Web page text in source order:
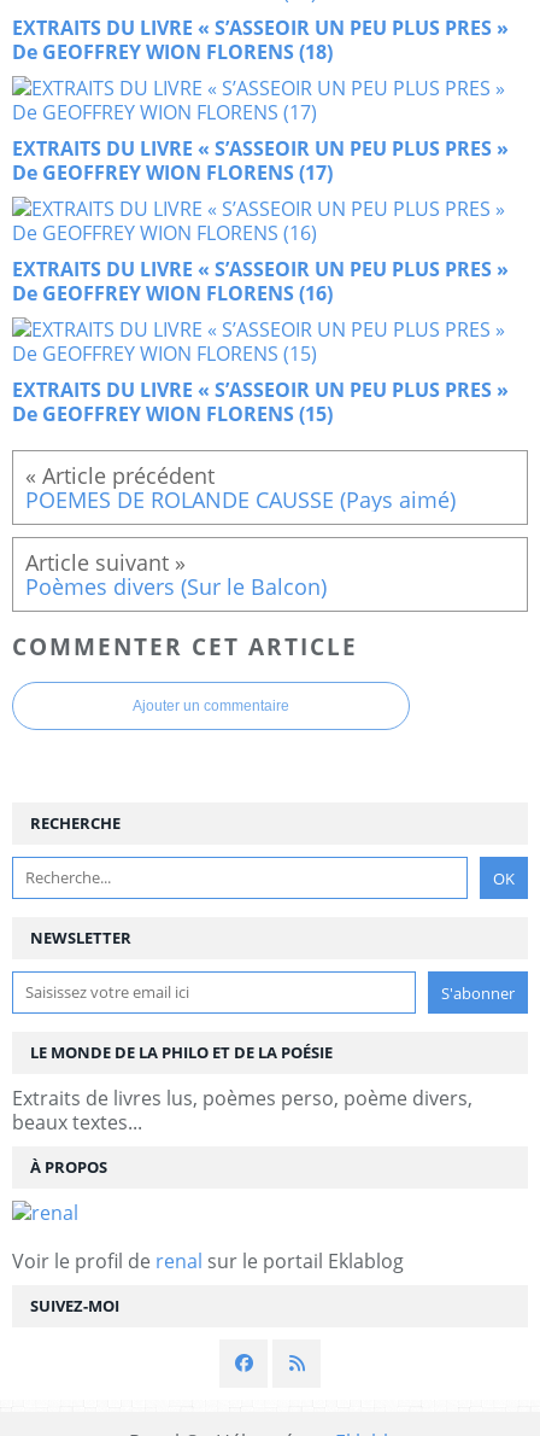
EXTRAITS DU LIVRE « S’ASSEOIR UN PEU PLUS PRES »
De GEOFFREY WION FLORENS (18)
EXTRAITS DU LIVRE « S’ASSEOIR UN PEU PLUS PRES »
De GEOFFREY WION FLORENS (17)
EXTRAITS DU LIVRE « S’ASSEOIR UN PEU PLUS PRES »
De GEOFFREY WION FLORENS (16)
EXTRAITS DU LIVRE « S’ASSEOIR UN PEU PLUS PRES »
De GEOFFREY WION FLORENS (15)
POEMES DE ROLANDE CAUSSE (Pays aimé)
Poèmes divers (Sur le Balcon)
COMMENTER CET ARTICLE
Ajouter un commentaire
NEWSLETTER
SUIVEZ-MOI
RECHERCHE
LE MONDE DE LA PHILO ET DE LA POÉSIE
Extraits de livres lus, poèmes perso, poème divers,
beaux textes...
À PROPOS
Voir le profil de renal sur le portail Eklablog